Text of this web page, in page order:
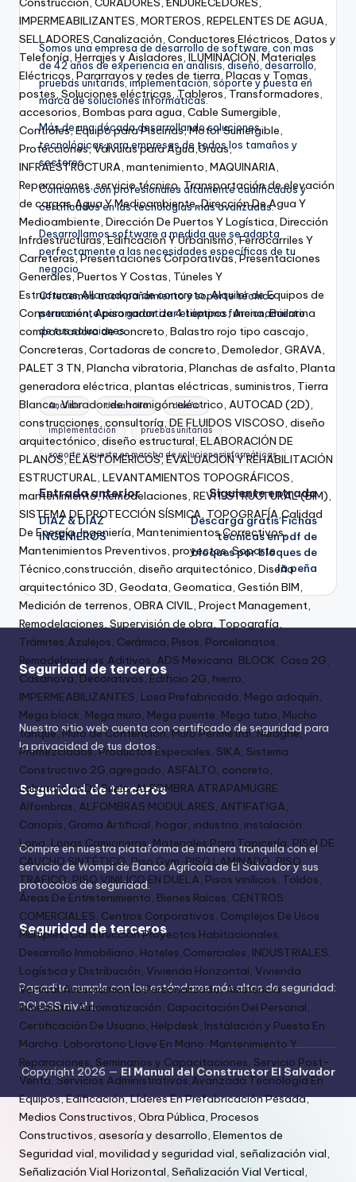
Somos una empresa de desarrollo de software, con mas
de 42 años de experiencia en análisis, diseño, desarrollo,
pruebas unitarias, implementación, soporte y puesta en
marca de soluciones informáticas.
Más de una década desarrollando soluciones
tecnológicas para empresas de todos los tamaños y
sectores.
Contamos con profesionales altamente cualificados y
certificados en las tecnologías más avanzadas.
Desarrollamos software a medida que se adapta
perfectamente a las necesidades específicas de tu
negocio.
Ofrecemos acompañamiento y soporte técnico
permanente para garantizar el óptimo funcionamiento
de tus soluciones.
Análisis desarrollo diseño
implementación pruebas unitarias
soporte y puesta en marcha de soluciones informáticas
Entrada anterior
DIAZ & DIAZ
INGENIEROS
Siguiente entrada
Descarga gratis Fichas
técnicas en pdf de
bloques por bloques de
la peña
Seguridad de terceros
Nuestro sitio web cuenta con certificado de seguridad para
la privacidad de tus datos.
Seguridad de terceros
Compre en nuestra plataforma de manera tranquila con el
servicio de Wompi de Banco Agrícola de El Salvador y sus
protocolos de seguridad.
Seguridad de terceros
Pagadito cumple con los estándares más altos de seguridad:
PCI DSS nivel 1.
Copyright 2026 — El Manual del Constructor El Salvador